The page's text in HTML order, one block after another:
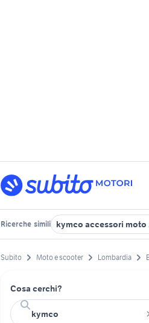
Ricerche simili kymco accessori
Subito Moto e scooter Lombardia
Cosa cerchi?